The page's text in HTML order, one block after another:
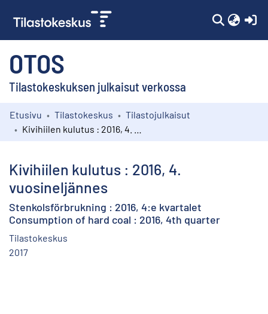
OTOS
Tilastokeskuksen julkaisut verkossa
Kokoelmat
Etusivu Tilastokeskus
Tilastojulkaisut
Kivihiilen kulutus : 2016, 4.
vuosineljännes
Stenkolsförbrukning : 2016, 4:e kvartalet
Consumption of hard coal : 2016, 4th quarter
Tilastokeskus
2017